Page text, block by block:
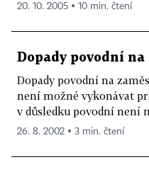
20. 10. 2005 ▪ 10 min. čtení
Dopady povodní na
Dopady povodní na
není možné vykonávat
v důsledku povodní není
26. 8. 2002 ▪ 3 min. čtení